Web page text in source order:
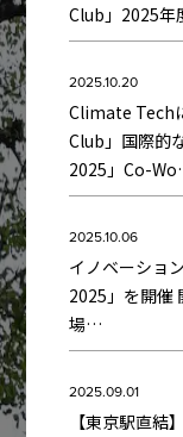
Club」2025年
2025.10.20
Climate Tech
Club」国際的
2025」Co-
2025.10.06
イノベーショ
2025」を開催
場…
2025.09.01
【東京駅直結